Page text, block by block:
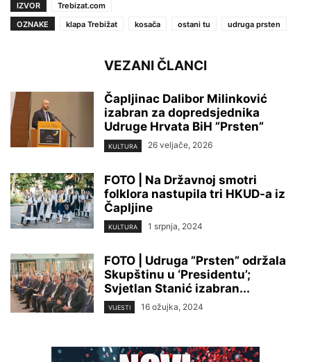
IZVOR
Trebizat.com
OZNAKE
klapa Trebižat kosača ostani tu udruga prsten
VEZANI ČLANCI
Čapljinac Dalibor Milinković
izabran za dopredsjednika
Udruge Hrvata BiH ”Prsten”
KULTURA 26 veljače, 2026
FOTO | Na Državnoj smotri
folklora nastupila tri HKUD-a iz
Čapljine
KULTURA 1 srpnja, 2024
FOTO | Udruga ”Prsten” održala
Skupštinu u ‘Presidentu’;
Svjetlan Stanić izabran...
VIJESTI 16 ožujka, 2024